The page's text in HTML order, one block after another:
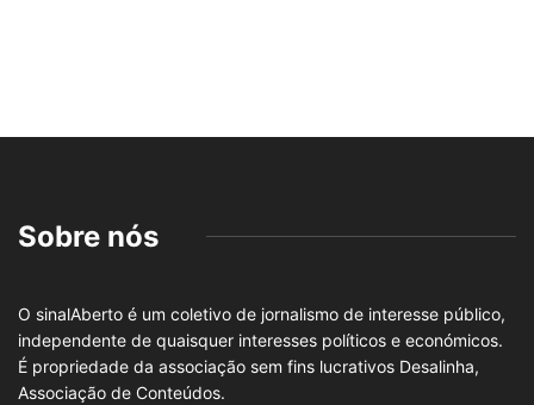
Sobre nós
O sinalAberto é um coletivo de jornalismo de interesse público,
independente de quaisquer interesses políticos e económicos.
É propriedade da associação sem fins lucrativos Desalinha,
Associação de Conteúdos.